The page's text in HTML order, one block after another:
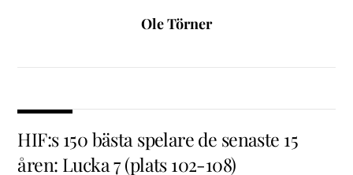
Ole Törner
HIF:s 150 bästa spelare de senaste 15
åren: Lucka 7 (plats 102-108)